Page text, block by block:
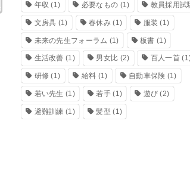
年収 (1) 必要なもの (1) 教員採用試
文房具 (1) 春休み(1) 服装 (1)
未来の先生フォーラム (1) 板書 (1)
生活改善 (1) 男女比 (2) 百人一首
研修 (1) 給料 (1) 自動車保険 (1)
若い先生 (1) 若手(1) 遊び (2)
避難訓練 (1) 髪型 (1)